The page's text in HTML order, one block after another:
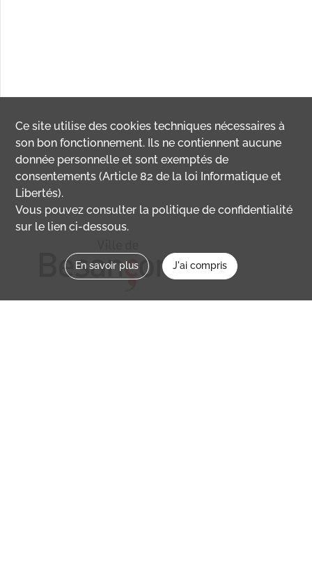
Ce site utilise descookies techniques nécessaires à
son bon fonctionnement. Ils ne contiennent aucune
donnée personnelle et sont exemptés de
consentements (Article 82 de la loi Informatique et
Libertés).
Vous pouvez consulter la politique de confidentialité
sur le lien ci-dessous.
En savoir plus J'ai compris